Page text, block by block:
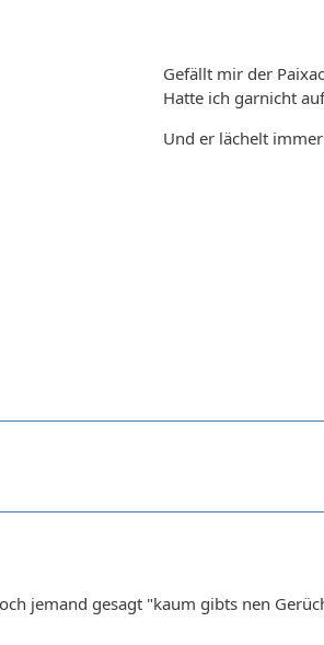
Gefällt mir der
Hatte ich garnicht
Und er lächelt
jemand gesagt "kaum gibts nen